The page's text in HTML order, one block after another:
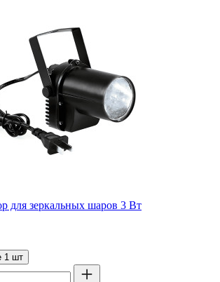
для зеркальных шаров 3 Вт
1 шт